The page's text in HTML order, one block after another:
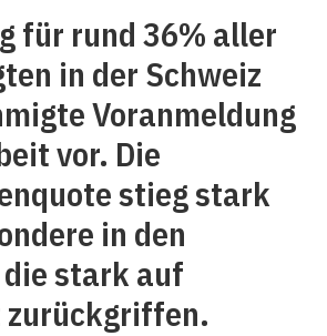
für rund 36% aller
in der Schweiz
Voranmeldung
vor. Die
stieg stark
in den
stark auf
zurückgriffen.